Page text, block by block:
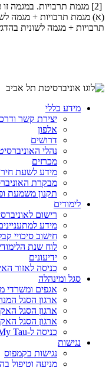
[2] מגמת תרבויות. במגמה
(א) מגמת תרבויות + מגמה
תרבויות + מגמה לשונית
מידע כללי
יצירת קשר
אלפון
דרושים
נהלי
מכרזים
מידע לשעת
מבקרת
תקנון משמעת
לימודים
רישום
מידע
חישוב סיכויי
לוח שנת
ידיעונים
כניסה לאזור
סגל ומינהלה
אגפים ומשרדי
ארגון הסגל
ארגון הסגל
ארגון הסגל
כניסה ל-My Tau
נגישות
נגישות בקמפוס
מניעה וטיפול